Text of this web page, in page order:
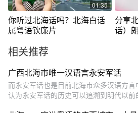
01:35
你听过北海话吗？北海白话
属粤语钦廉片
分享
话）
相关推荐
广西北海市唯一汉语言永安军话
而永安军话也是目前北海市众多汉语方
认为永安军话的历史可以追溯到明代以前